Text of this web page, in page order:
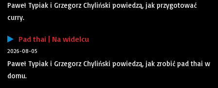
Paweł Typiak i Grzegorz Chyliński powiedzą, jak przygotować
curry.
Pad thai | Na widelcu
2026-08-05
Paweł Typiak i Grzegorz Chyliński powiedzą, jak zrobić pad thai w
domu.